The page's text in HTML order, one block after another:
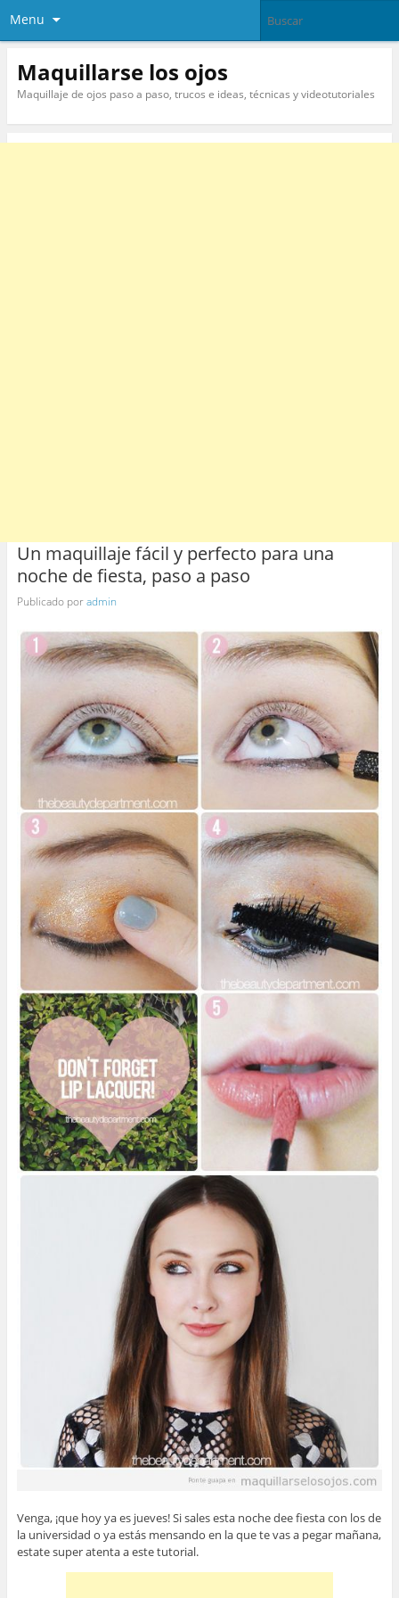
Menu
Maquillarse los ojos
Maquillaje de ojos paso a paso, trucos e ideas, técnicas y videotutoriales
Un maquillaje fácil y perfecto para una
noche de fiesta, paso a paso
Publicado poradmin
Venga, ¡que hoy ya es jueves! Si sales esta noche dee fiesta con los de
la universidad o ya estás mensando en la que te vas a pegar mañana,
estate super atenta a este tutorial.